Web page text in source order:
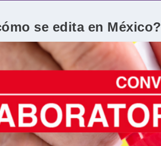
se edita en México?